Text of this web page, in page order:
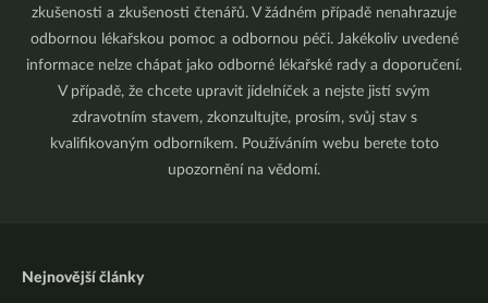
zkušenosti a zkušenosti čtenářů. V žádném případě nenahrazuje
odbornou lékařskou pomoc a odbornou péči. Jakékoliv uvedené
informace nelze chápat jako odborné lékařské rady a doporučení.
V případě, že chcete upravit jídelníček a nejste jistí svým
zdravotním stavem, zkonzultujte, prosím, svůj stav s
kvalifikovaným odborníkem. Používáním webu berete toto
upozornění na vědomí.
Nejnovější články